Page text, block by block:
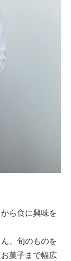
ら食に興味を
、旬のものを
菓子まで幅広